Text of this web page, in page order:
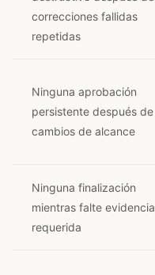
correcciones fallidas
repetidas
Ninguna aprobación
persistente después de
cambios de alcance
Ninguna finalización
mientras falte evidencia
requerida